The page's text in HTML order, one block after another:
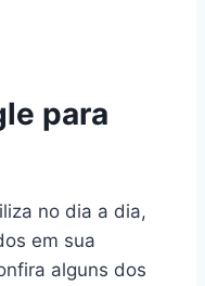
para
no dia a dia,
em sua
alguns dos